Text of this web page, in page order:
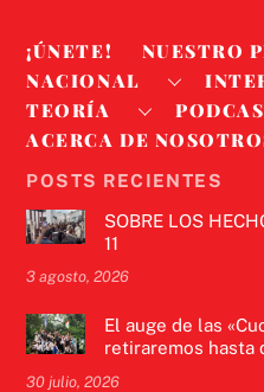
¡ÚNETE!
NUESTRO
NACIONAL
TEORÍA
ACERCA DE
POSTS RECIENTES
SOBRE LOS
11
3 agosto, 2026
El auge de las
retiraremos hasta
30 julio, 2026